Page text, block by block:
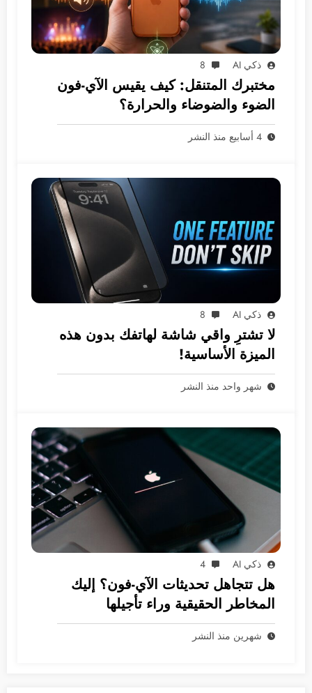
ذكي AI 8
مختبرك المتنقل: كيف يقيس الآي-فون
الضوء والضوضاء والحرارة؟
4 أسابيع منذ النشر
ذكي AI 8
لا تشترِ واقي شاشة لهاتفك بدون هذه
الميزة الأساسية!
شهر واحد منذ النشر
ذكي AI 4
هل تتجاهل تحديثات الآي-فون؟ إليك
المخاطر الحقيقية وراء تأجيلها
شهرين منذ النشر